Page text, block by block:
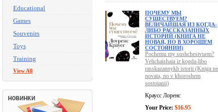
Educational
Games
Souvenirs
Toys
Training
View All
ПОЧЕМУ МЫ
СУЩЕСТВУЕМ?
ВЕЛИЧАЙШАЯ ИЗ КОГДА-
ЛИБО РАССКАЗАННЫХ
ИСТОРИЙ (КНИГА НЕ
НОВАЯ, НО В ХОРОШЕМ
СОСТОЯНИИ)
Pochemu my sushchestvuem?
Velichaishaia iz kogda-libo
rasskazannykh istorii (Kniga ne
novaia, no v khoroshem
sostoianii)
Краусс Лоренс
Your Price: $16.95